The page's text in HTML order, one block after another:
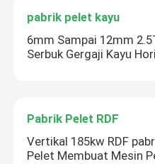
pabrik pelet kayu
6mm Sampai 12mm
Serbuk Gergaji Kayu
Pabrik Pelet RDF
Vertikal 185kw RDF
Pelet Membuat Mesin